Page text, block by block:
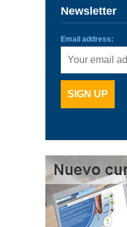
Newsletter
Email address: